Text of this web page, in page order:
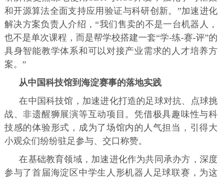
和开源算法全面支持应用验证与科研创新。”加速进化
解决方案负责人介绍，“我们售卖的不是一台机器人，
也不是单次课程，而是帮学校搭建一套“学-练-赛-评”的
具身智能教学体系和可以对接产业需求的人才培养方
案。”
从中国科技馆到海淀赛事的落地实践
在中国科技馆，加速进化打造的足球对抗、点球挑
战、非遗醒狮展演等互动项目。凭借极具趣味性与科
技感的体验形式，成为了场馆内的人气担当，引得大
小观众们纷纷驻足参与、交口称赞。
在基础教育领域，加速进化作为共同承办方，深度
参与了首届海淀区中学生人形机器人足球联赛，为这